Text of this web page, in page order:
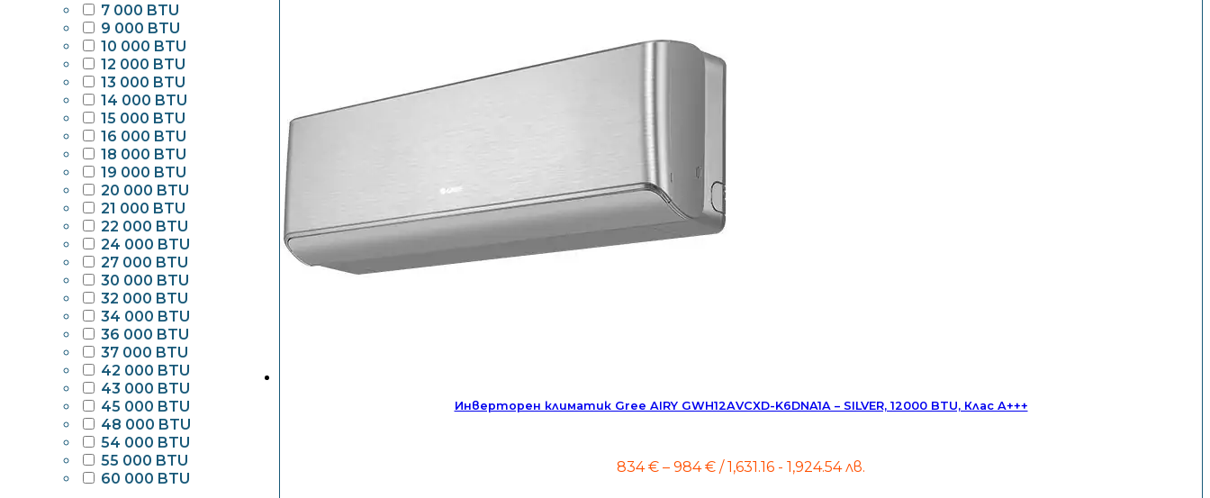
7 000 BTU
9 000 BTU
10 000 BTU
12 000 BTU
13 000 BTU
14 000 BTU
15 000 BTU
16 000 BTU
18 000 BTU
19 000 BTU
20 000 BTU
21 000 BTU
22 000 BTU
24 000 BTU
27 000 BTU
30 000 BTU
32 000 BTU
34 000 BTU
36 000 BTU
37 000 BTU
42 000 BTU
43 000 BTU
45 000 BTU
48 000 BTU
54 000 BTU
55 000 BTU
60 000 BTU
Инверторен климатик Gree AIRY GWH12AVCXD-K6DNA1A – SILVER, 12000 BTU, Клас A+++
834€ – 984€Price
/ 1,631.16 - 1,924.54 лв.